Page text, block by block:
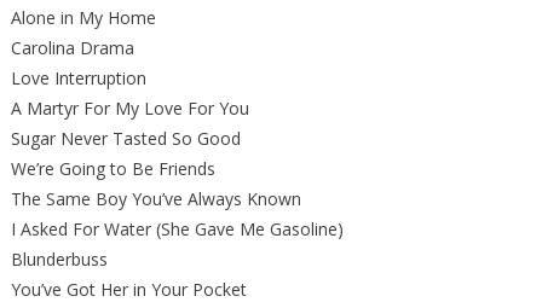
Alone in My Home
Carolina Drama
Love Interruption
A Martyr For My Love For You
Sugar Never Tasted So Good
We’re Going to Be Friends
The Same Boy You’ve Always Known
I Asked For Water (She Gave Me Gasoline)
Blunderbuss
You’ve Got Her in Your Pocket